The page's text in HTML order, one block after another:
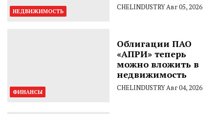
НЕДВИЖИМОСТЬ CHELINDUSTRYАвг 05, 2026
ФИНАНСЫ
Облигации ПАО
«АПРИ» теперь
можно вложить в
недвижимость
CHELINDUSTRYАвг 04, 2026